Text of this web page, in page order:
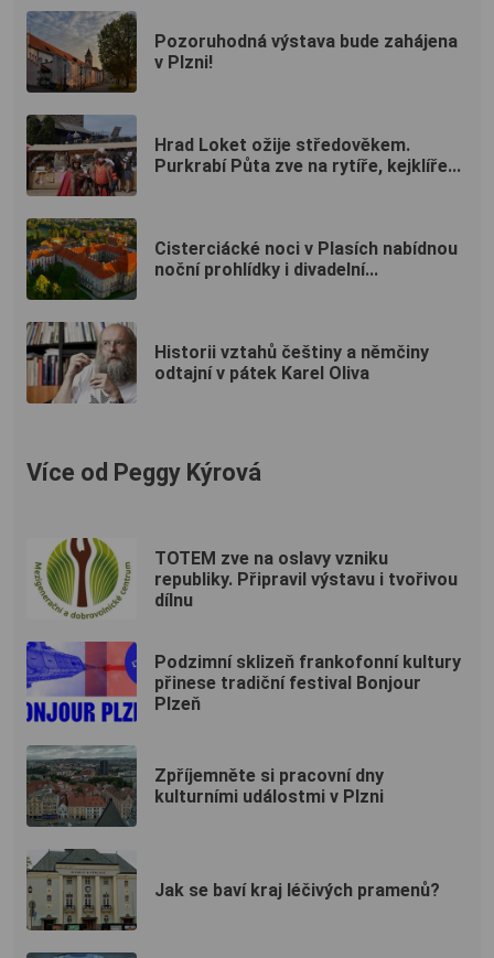
Pozoruhodná výstava bude zahájena
v Plzni!
Hrad Loket ožije středověkem.
Purkrabí Půta zve na rytíře, kejklíře...
Cisterciácké noci v Plasích nabídnou
noční prohlídky i divadelní...
Historii vztahů češtiny a němčiny
odtajní v pátek Karel Oliva
Více od Peggy Kýrová
TOTEM zve na oslavy vzniku
republiky. Připravil výstavu i tvořivou
dílnu
Podzimní sklizeň frankofonní kultury
přinese tradiční festival Bonjour
Plzeň
Zpříjemněte si pracovní dny
kulturními událostmi v Plzni
Jak se baví kraj léčivých pramenů?